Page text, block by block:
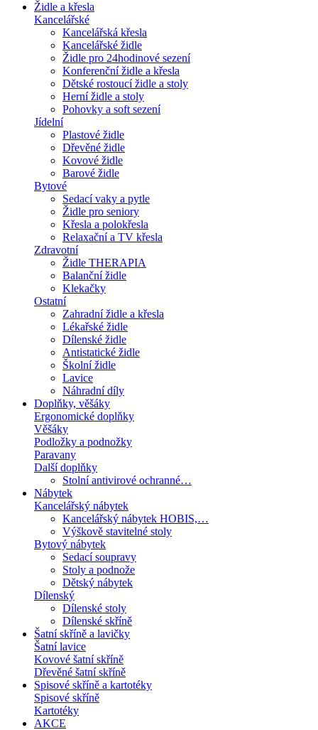
Židle a křesla
Kancelářské
Kancelářská křesla
Kancelářské židle
Židle pro 24hodinové sezení
Konferenční židle a křesla
Dětské rostoucí židle a stoly
Herní židle a stoly
Pohovky a soft sezení
Jídelní
Plastové židle
Dřevěné židle
Kovové židle
Barové židle
Bytové
Sedací vaky a pytle
Židle pro seniory
Křesla a polokřesla
Relaxační a TV křesla
Zdravotní
Židle THERAPIA
Balanční židle
Klekačky
Ostatní
Zahradní židle a křesla
Lékařské židle
Dílenské židle
Antistatické židle
Školní židle
Lavice
Náhradní díly
Doplňky, věšáky
Ergonomické doplňky
Věšáky
Podložky a podnožky
Paravany
Další doplňky
Stolní antivirové ochranné…
Nábytek
Kancelářský nábytek
Kancelářský nábytek HOBIS,…
Výškově stavitelné stoly
Bytový nábytek
Sedací soupravy
Stoly a podnože
Dětský nábytek
Dílenský
Dílenské stoly
Dílenské skříně
Šatní skříně a lavičky
Šatní lavice
Kovové šatní skříně
Dřevěné šatní skříně
Spisové skříně a kartotéky
Spisové skříně
Kartotéky
AKCE